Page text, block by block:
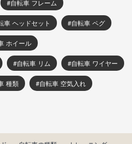
自転車 フレーム
車 ヘッドセット 自転車 ペグ
ホイール
自転車 リム 自転車 ワイヤー
種類 自転車 空気入れ